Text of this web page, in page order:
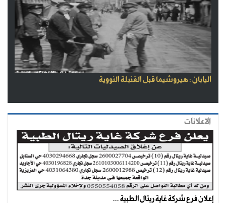
اليابان : هيروشيما قبل القنبلة النووية
الاعلانات
إعلان فرع شركة غاية ريتال الطبية ...